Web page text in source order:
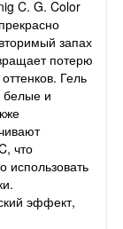
C. G. Color
запах
потерю
Гель
белые и
что
использовать
эффект,